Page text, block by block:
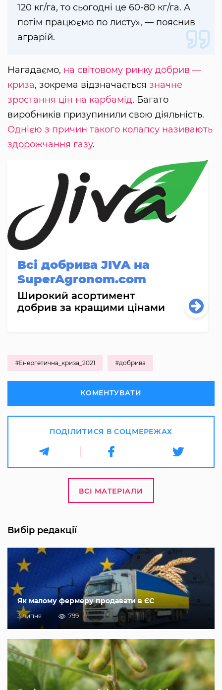
120 кг/га, то сьогодні це 60-80 кг/га. А
потім працюємо по листу», — пояснив
аграрій.
Нагадаємо, на світовому ринку добрив —
криза, зокрема відзначається значне
зростання цін на карбамід. Багато
виробників призупинили свою діяльність.
Однією з причин такого колапсу називають
здорожчання газу.
Всі добрива JIVA на
SuperAgronom.com
Широкий асортимент
добрив за кращими цінами
#Енергетична_криза_2021 #добрива
КОМЕНТУВАТИ
ПОДІЛИТИСЯ В СОЦМЕРЕЖАХ
ВСІ МАТЕРІАЛИ
Вибір редакції
Як малому фермеру продавати в ЄС
3 липня 799